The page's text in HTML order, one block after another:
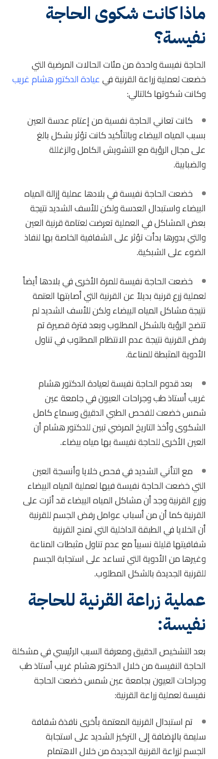
ماذا كانت شكوى الحاجة
نفيسة؟
الحاجة نفيسة واحدة من مئات الحالات المرضية التي
خضعت لعملية زراعة القرنية فيعيادة الدكتور هشام غريب
وكانت شكوتها كالتالي:
كانت تعاني الحاجة نفسية من إعتام عدسة العين
بسبب المياه البيضاء وبالتأكيد كانت تؤثر بشكل بالغ
على مجال الرؤية مع التشويش الكامل والزغللة
والضبابية.
خضعت الحاجة نفيسة في بلادها عملية إزالة المياه
البيضاء واستبدال العدسة ولكن للأسف الشديد نتيجة
بعض المشاكل في العملية تعرضت لعتامة قرنية العين
والتي بدورها بدأت تؤثر على الشفافية الخاصة بها لنفاذ
الضوء على الشبكية.
خضعت الحاجة نفيسة للمرة الأخرى في بلادها أيضاً
لعملية زرع قرنية بديلاً عن القرنية التي أصابتها العتمة
نتيجة مشاكل المياه البيضاء ولكن للأسف الشديد لم
تتضح الرؤية بالشكل المطلوب وبعد فترة قصيرة تم
رفض القرنية نتيجة عدم الانتظام المطلوب في تناول
الأدوية المثبطة للمناعة.
بعد قدوم الحاجة نفيسة لعيادة الدكتور هشام
غريب أستاذ طب وجراحات العيون في جامعة عين
شمس خضعت للفحص الطبي الدقيق وسماع كامل
الشكوى وأخذ التاريخ المرضي تبين للدكتور هشام أن
العين الأخرى للحاجة نفيسة بها مياه بيضاء.
مع التأني الشديد في فحص خلايا وأنسجة العين
التي خضعت الحاجة نفيسة فيها لعملية المياه البيضاء
وزرع القرنية وجد أن مشاكل المياه البيضاء قد أثرت على
القرنية كما أن من أسباب عوامل رفض الجسم للقرنية
أن الخلايا في الطبقة الداخلية التي تمنح القرنية
شفافيتها قليلة نسبياً مع عدم تناول مثبطات المناعة
وغيرها من الأدوية التي تساعد على استجابة الجسم
للقرنية الجديدة بالشكل المطلوب.
عملية زراعة القرنية للحاجة
نفيسة:
بعد التشخيص الدقيق ومعرفة السبب الرئيسي في مشكلة
الحاجة النفيسة من خلال الدكتور هشام غريب أستاذ طب
وجراحات العيون بجامعة عين شمس خضعت الحاجة
نفيسة لعملية زراعة القرنية:
تم استبدال القرنية المعتمة بأخرى نافذة شفافة
سليمة بالإضافة إلى التركيز الشديد على استجابة
الجسم لزراعة القرنية الجديدة من خلال الاهتمام